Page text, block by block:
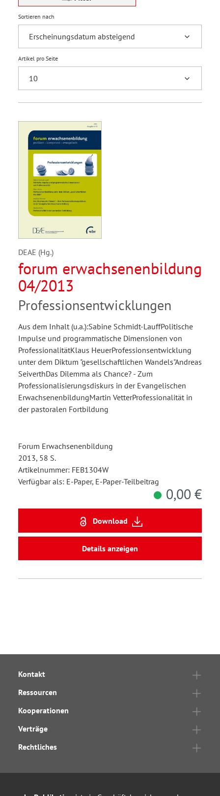
Sortieren nach
Artikel pro Seite
DEAE (Hg.)
forum erwachsenenbildung
04/2013
Professionsentwicklungen
Aus dem Inhalt (u.a.):Sabine Schmidt-LauffPolitische
Impulse und programmatische Dimensionen von
ProfessionalitätKlaus HeuerProfessionsentwicklung
unter dem Diktum "gesellschaftlichen Wandels"Andreas
SeiverthDas Dilemma als Chance? - Zum
Professionalisierungsdiskurs in der Evangelischen
ErwachsenenbildungMartin VetterProfessionalität in
der pastoralen Fortbildung
Forum Erwachsenenbildung
2013, 58 S.
Artikelnummer: FEB1304W
Verfügbar als: E-Paper, E-Paper-Teilbeitrag
0,00 €
Download
Details anzeigen
Kontakt
Ressourcen
Kooperationen
Verträge
Rechtliches